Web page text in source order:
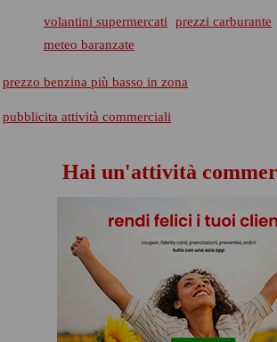
volantini supermercati prezzi carburante
meteo baranzate
prezzo benzina più basso in zona
pubblicita attività commerciali
Hai un'attività